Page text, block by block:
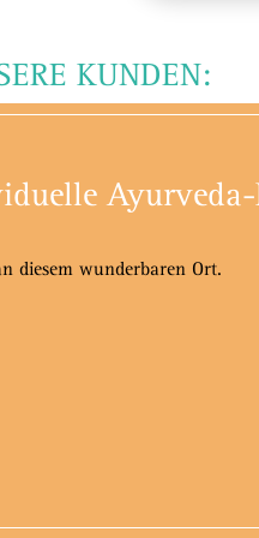
KUNDEN:
diesem wunderbaren Ort.